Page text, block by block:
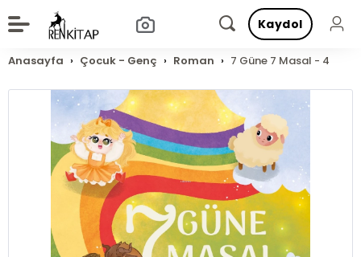
Kaydol
Anasayfa Çocuk - Genç Roman 7 Güne 7 Masal - 4